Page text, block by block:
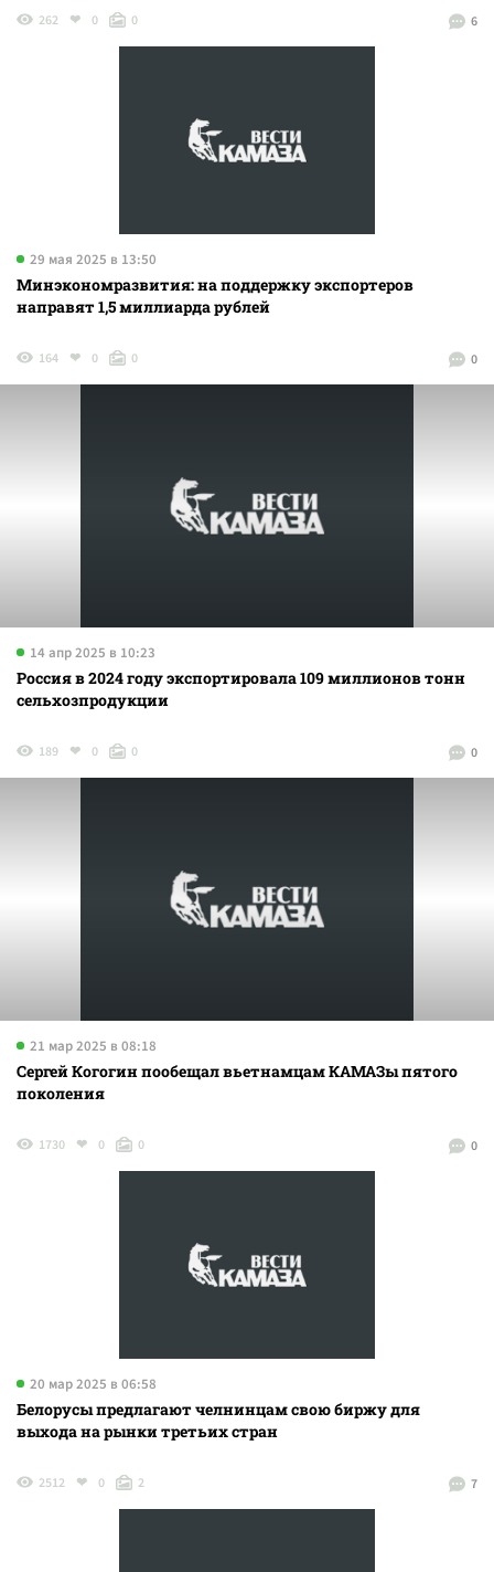
6
262 0 0
29 мая 2025 в 13:50
Минэкономразвития: на поддержку экспортеров
направят 1,5 миллиарда рублей
0
164 0 0
14 апр 2025 в 10:23
Россия в 2024 году экспортировала 109 миллионов тонн
сельхозпродукции
0
189 0 0
21 мар 2025 в 08:18
Сергей Когогин пообещал вьетнамцам КАМАЗы пятого
поколения
0
1730 0 0
20 мар 2025 в 06:58
Белорусы предлагают челнинцам свою биржу для
выхода на рынки третьих стран
7
2512 0 2